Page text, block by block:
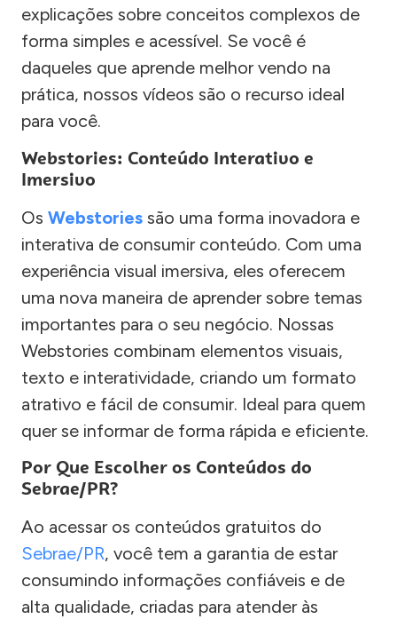
explicações sobre conceitos complexos de
forma simples e acessível. Se você é
daqueles que aprende melhor vendo na
prática, nossos vídeos são o recurso ideal
para você.
Webstories: Conteúdo Interativo e
Imersivo
Os Webstories são uma forma inovadora e
interativa de consumir conteúdo. Com uma
experiência visual imersiva, eles oferecem
uma nova maneira de aprender sobre temas
importantes para o seu negócio. Nossas
Webstories combinam elementos visuais,
texto e interatividade, criando um formato
atrativo e fácil de consumir. Ideal para quem
quer se informar de forma rápida e eficiente.
Por Que Escolher os Conteúdos do
Sebrae/PR?
Ao acessar os conteúdos gratuitos do
Sebrae/PR, você tem a garantia de estar
consumindo informações confiáveis e de
alta qualidade, criadas para atender às